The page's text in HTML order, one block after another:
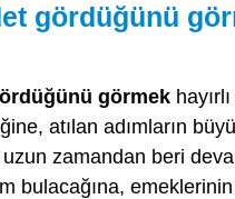
gördüğünü
görmek
atılan adımların
zamandan beri
bulacağına, emeklerinin